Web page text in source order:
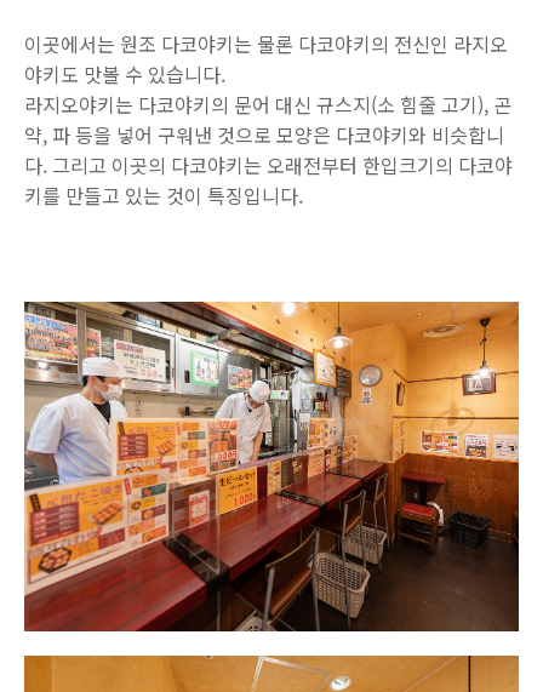
이곳에서는 원조 다코야키는 물론 다코야키의 전신인 라지오
야키도 맛볼 수 있습니다.
라지오야키는 다코야키의 문어 대신 규스지(소 힘줄 고기), 곤
약, 파 등을 넣어 구워낸 것으로 모양은 다코야키와 비슷합니
다. 그리고 이곳의 다코야키는 오래전부터 한입크기의 다코야
키를 만들고 있는 것이 특징입니다.